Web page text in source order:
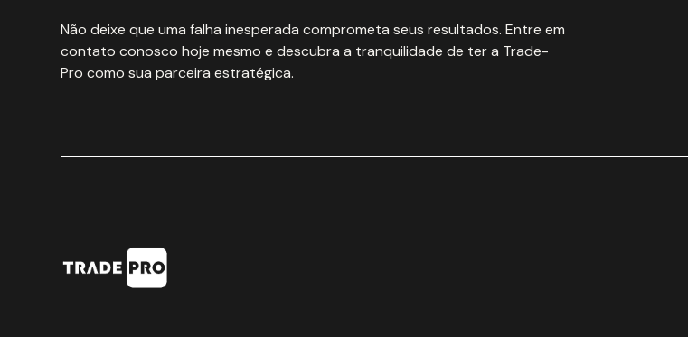
Não deixe que uma falha inesperada comprometa seus resultados. Entre em
contato conosco hoje mesmo e descubra a tranquilidade de ter a Trade-
Pro como sua parceira estratégica.